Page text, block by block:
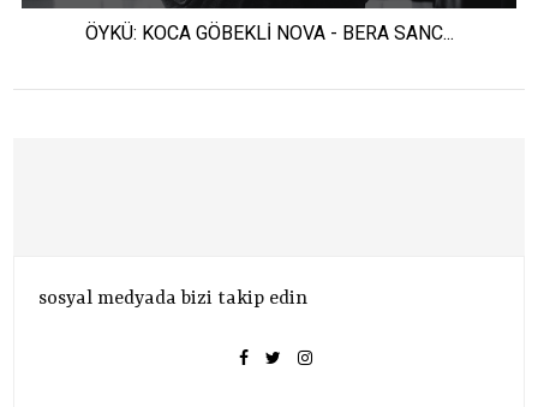
ÖYKÜ: KOCA GÖBEKLİ NOVA - BERA SANC...
sosyal medyada bizi takip edin